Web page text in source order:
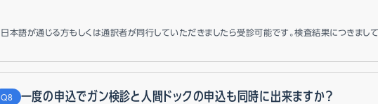
日本語が通じる方もしくは通訳者が同行していただきましたら受診可能です。検査結果につきまし
Q 一度の申込でガン検診と人間ドックの申込も同時に出来ますか？